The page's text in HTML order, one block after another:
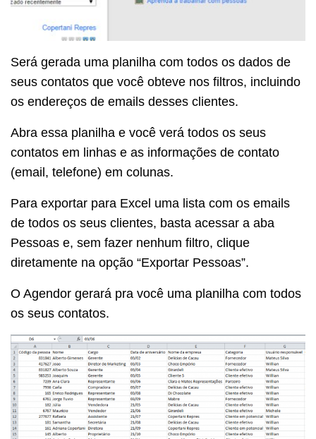
Será gerada uma planilha com todos os dados de
seus contatos que você obteve nos filtros, incluindo
os endereços de emails desses clientes.
Abra essa planilha e você verá todos os seus
contatos em linhas e as informações de contato
(email, telefone) em colunas.
Para exportar para Excel uma lista com os emails
de todos os seus clientes, basta acessar a aba
Pessoas e, sem fazer nenhum filtro, clique
diretamente na opção “Exportar Pessoas”.
O Agendor gerará pra você uma planilha com todos
os seus contatos.